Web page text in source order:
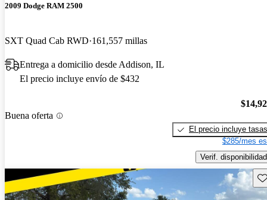
2009 Dodge RAM 2500
SXT Quad Cab RWD 161,557 millas
Entrega a domicilio desde Addison, IL
El precio incluye envío de $432
Buena oferta
El precio incluye tasas
$285/mes
Verif. disponibilidad